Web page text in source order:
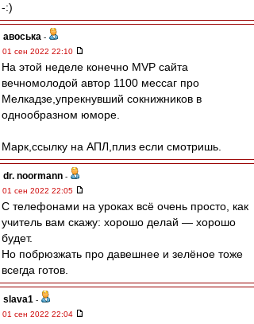
-:)
авоська -
01 сен 2022 22:10
На этой неделе конечно MVP сайта
вечномолодой автор 1100 мессаг про
Мелкадзе,упрекнувший сокнижников в
однообразном юморе.
Марк,ссылку на АПЛ,плиз если смотришь.
dr. noormann -
01 сен 2022 22:05
С телефонами на уроках всё очень просто, как
учитель вам скажу: хорошо делай — хорошо
будет.
Но побрюзжать про давешнее и зелёное тоже
всегда готов.
slava1 -
01 сен 2022 22:04